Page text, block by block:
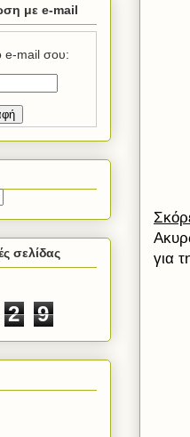
για
με e-mail
e-mail σου:
σελίδας
2
9